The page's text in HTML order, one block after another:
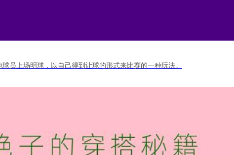
员上场明球，以自己得到让球的形式来比赛的一种玩法。